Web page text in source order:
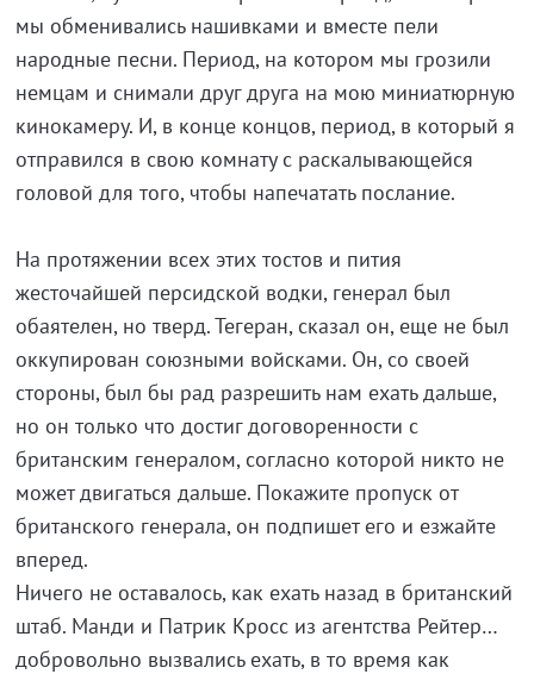
мы обменивались нашивками и вместе пели
народные песни. Период, на котором мы грозили
немцам и снимали друг друга на мою миниатюрную
кинокамеру. И, в конце концов, период, в который я
отправился в свою комнату с раскалывающейся
головой для того, чтобы напечатать послание.
На протяжении всех этих тостов и пития
жесточайшей персидской водки, генерал был
обаятелен, но тверд. Тегеран, сказал он, еще не был
оккупирован союзными войсками. Он, со своей
стороны, был бы рад разрешить нам ехать дальше,
но он только что достиг договоренности с
британским генералом, согласно которой никто не
может двигаться дальше. Покажите пропуск от
британского генерала, он подпишет его и езжайте
вперед.
Ничего не оставалось, как ехать назад в британский
штаб. Манди и Патрик Кросс из агентства Рейтер…
добровольно вызвались ехать, в то время как